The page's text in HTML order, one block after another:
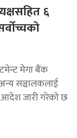
६
मेगा बैंक
सञ्चालकलाई
आदेश जारी गरेको छ